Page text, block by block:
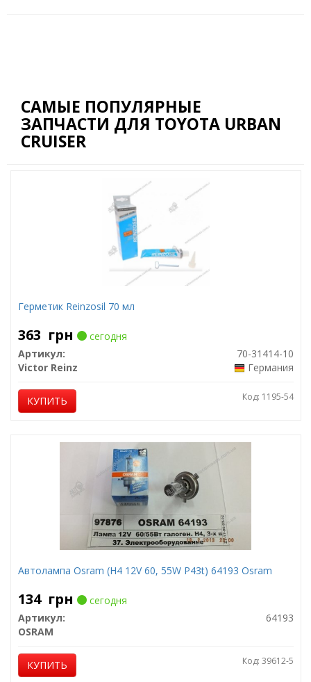
САМЫЕ ПОПУЛЯРНЫЕ
ЗАПЧАСТИ ДЛЯ TOYOTA URBAN
CRUISER
Герметик Reinzosil 70 мл
363 грн
сегодня
Артикул:
70-31414-10
Victor Reinz
Германия
КУПИТЬ Код: 1195-54
Автолампа Osram (H4 12V 60, 55W P43t) 64193 Osram
134 грн
сегодня
Артикул:
64193
OSRAM
КУПИТЬ Код: 39612-5